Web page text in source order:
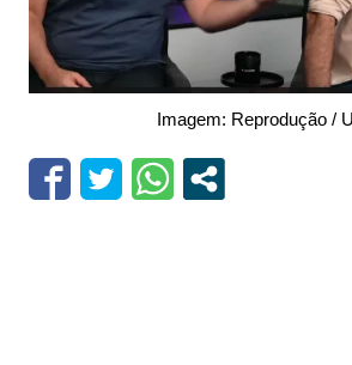
Imagem: Reprodução /